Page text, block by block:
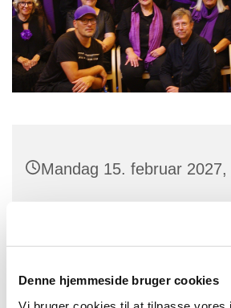
Denne hjemmeside bruger cookies
Mandag 15. februar
Skt. Jørgens Kirke,